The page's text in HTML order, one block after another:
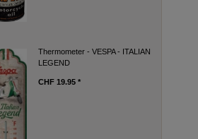
Thermometer - VESPA - ITALIAN
LEGEND
CHF 19.95 *